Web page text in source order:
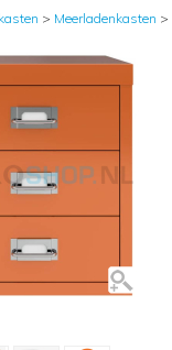
> Meerladenkasten >